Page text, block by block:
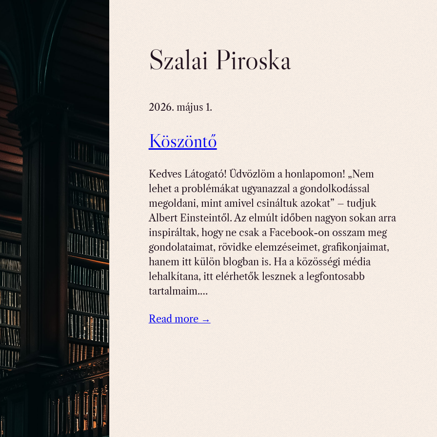
Szalai Piroska
2026. május 1.
Köszöntő
Kedves Látogató! Üdvözlöm a honlapomon! „Nem
lehet a problémákat ugyanazzal a gondolkodással
megoldani, mint amivel csináltuk azokat” – tudjuk
Albert Einsteintől. Az elmúlt időben nagyon sokan arra
inspiráltak, hogy ne csak a Facebook-on osszam meg
gondolataimat, rövidke elemzéseimet, grafikonjaimat,
hanem itt külön blogban is. Ha a közösségi média
lehalkítana, itt elérhetők lesznek a legfontosabb
tartalmaim.…
Read more →